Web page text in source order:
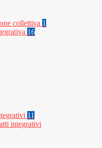
collettiva 1
16
11
integrativi